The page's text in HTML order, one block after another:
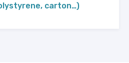
carton…)